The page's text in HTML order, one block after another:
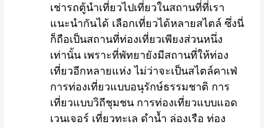
เช่ารถตู้นำเที่ยวไปเที่ยวในสถานที่ที่เรา
แนะนำกันได้ เลือกเที่ยวได้หลายสไตล์ ซึ่งนี่
ก็ถือเป็นสถานที่ท่องเที่ยวเพียงส่วนหนึ่ง
เท่านั้น เพราะที่พัทยายังมีสถานที่ให้ท่อง
เที่ยวอีกหลายแห่ง ไม่ว่าจะเป็นสไตล์คาเฟ่
การท่องเที่ยวแบบอนุรักษ์ธรรมชาติ การ
เที่ยวแบบวิถีชุมชน การท่องเที่ยวแบบแอด
เวนเจอร์ เที่ยวทะเล ดำน้ำ ล่องเรือ ท่อง